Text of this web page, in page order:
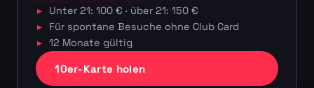
Unter 21: 100 € · über 21: 150 €
Für spontane Besuche ohne Club Card
12 Monate gültig
10er-Karte holen